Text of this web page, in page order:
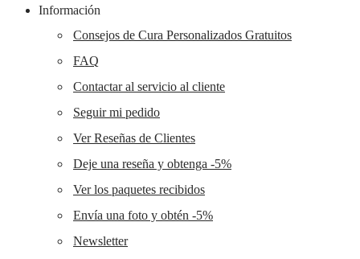
Información
Consejos de Cura Personalizados Gratuitos
FAQ
Contactar al servicio al cliente
Seguir mi pedido
Ver Reseñas de Clientes
Deje una reseña y obtenga -5%
Ver los paquetes recibidos
Envía una foto y obtén -5%
Newsletter